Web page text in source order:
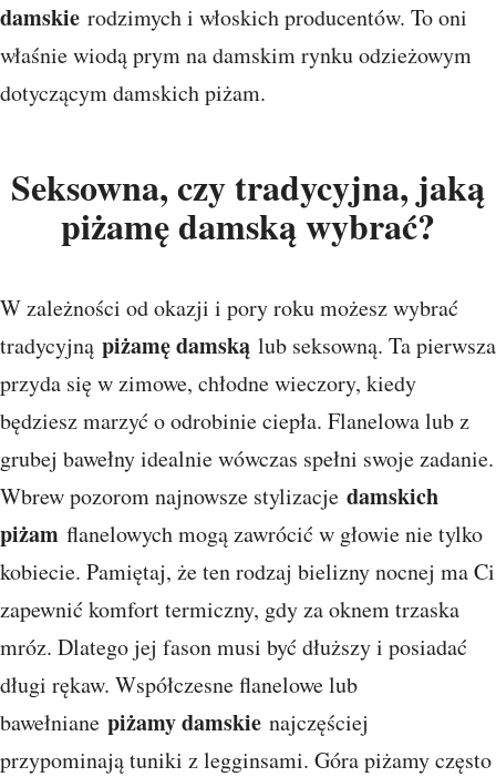
damskie rodzimych i włoskich producentów. To oni
właśnie wiodą prym na damskim rynku odzieżowym
dotyczącym damskich piżam.
Seksowna, czy tradycyjna, jaką
piżamę damską wybrać?
W zależności od okazji i pory roku możesz wybrać
tradycyjną piżamę damską lub seksowną. Ta pierwsza
przyda się w zimowe, chłodne wieczory, kiedy
będziesz marzyć o odrobinie ciepła. Flanelowa lub z
grubej bawełny idealnie wówczas spełni swoje zadanie.
Wbrew pozorom najnowsze stylizacje damskich
piżam flanelowych mogą zawrócić w głowie nie tylko
kobiecie. Pamiętaj, że ten rodzaj bielizny nocnej ma Ci
zapewnić komfort termiczny, gdy za oknem trzaska
mróz. Dlatego jej fason musi być dłuższy i posiadać
długi rękaw. Współczesne flanelowe lub
bawełniane piżamy damskie najczęściej
przypominają tuniki z legginsami. Góra piżamy często